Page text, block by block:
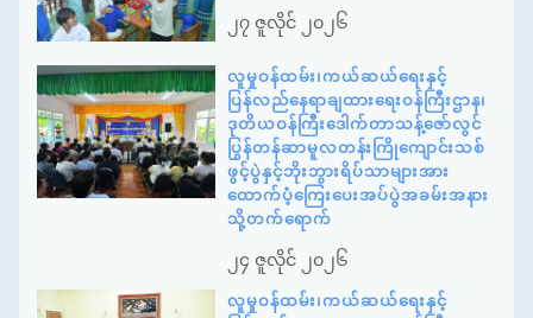
၂၇ ဇူလိုင် ၂၀၂၆
လူမှုဝန်ထမ်း၊ကယ်ဆယ်ရေးနှင့်
ပြန်လည်နေရာချထားရေးဝန်ကြီးဌာန၊
ဒုတိယဝန်ကြီးဒေါက်တာသန့်ဇော်လွင်
ပြွန်တန်ဆာမူလတန်းကြိုကျောင်းသစ်
ဖွင့်ပွဲနှင့်ဘိုးဘွားရိပ်သာများအား
ထောက်ပံ့ကြေးပေးအပ်ပွဲအခမ်းအနား
သို့တက်ရောက်
၂၄ ဇူလိုင် ၂၀၂၆
လူမှုဝန်ထမ်း၊ကယ်ဆယ်ရေးနှင့်